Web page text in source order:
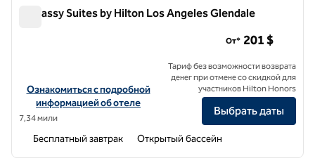
Embassy Suites by Hilton Los Angeles Glendale
Посмотреть информацию об отеле Embassy Suites by Hilton Los
Ознакомиться с подробной
информацией об отеле
7,34 мили
От* 201 $
Тариф без возможности возврата
денег при отмене со скидкой для
участников Hilton Honors
Выбрать даты
Бесплатный завтрак Открытый бассейн